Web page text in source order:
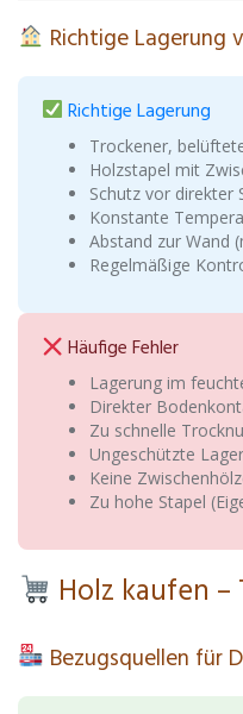
Richtige Lagerung
Richtige Lagerung
Trockener,
Holzstapel mit
Schutz vor direkter
Konstante
Abstand zur Wand
Regelmäßige
Häufige Fehler
Lagerung im
Direkter
Zu schnelle
Ungeschützte
Keine
Zu hohe Stapel
Holz kaufen
Bezugsquellen für